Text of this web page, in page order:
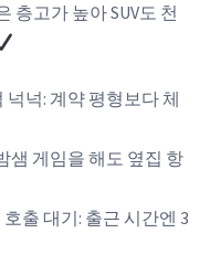
층고가 높아 SUV도 천
넉넉: 계약 평형보다 체
샘 게임을 해도 옆집 항
출 대기: 출근 시간엔 3